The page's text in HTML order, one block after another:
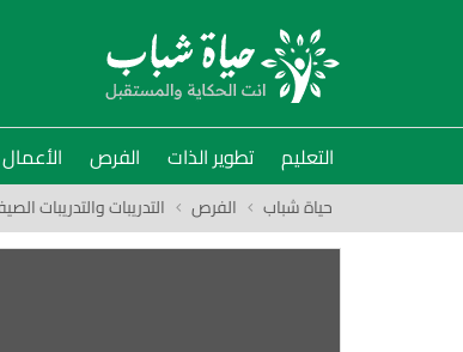
التعليم تطوير الذات الفرص الأعمال
حياة شباب الفرص التدريبات والتدريبات